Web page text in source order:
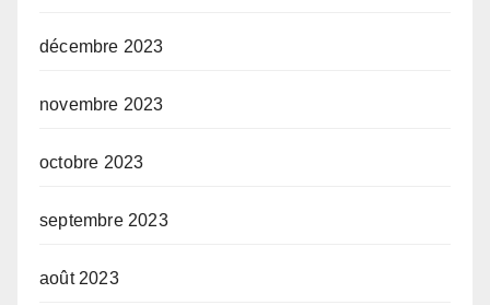
décembre 2023
novembre 2023
octobre 2023
septembre 2023
août 2023